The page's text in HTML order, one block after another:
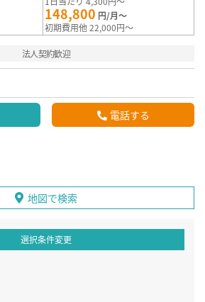
148,800 円/月～
初期費用他 22,000円～
法人契約歓迎
電話する
地図で検索
選択条件変更